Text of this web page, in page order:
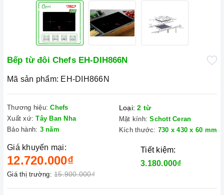
Bếp từ đôi Chefs EH-DIH866N
Mã sản phẩm: EH-DIH866N
Thương hiệu: Chefs
Xuất xứ: Tây Ban Nha
Bảo hành: 3 năm
Loại: 2 từ
Mặt kính: Schott Ceran
Kích thước: 730 x 430 x 60 mm
Giá khuyến mại:
12.720.000₫
Giá thị trường: 15.900.000₫
Tiết kiệm:
3.180.000₫